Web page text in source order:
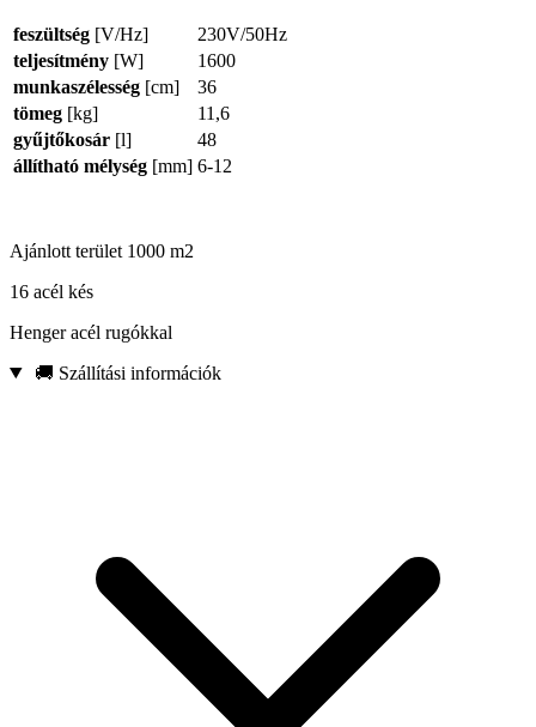
feszültség [V/Hz]
230V/50Hz
teljesítmény [W]
1600
munkaszélesség [cm]
36
tömeg [kg]
11,6
gyűjtőkosár [l]
48
állítható mélység [mm] 6-12
Ajánlott terület 1000 m2
16 acél kés
Henger acél rugókkal
🚚 Szállítási információk